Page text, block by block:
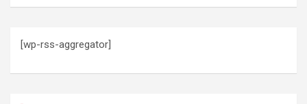
[wp-rss-aggregator]